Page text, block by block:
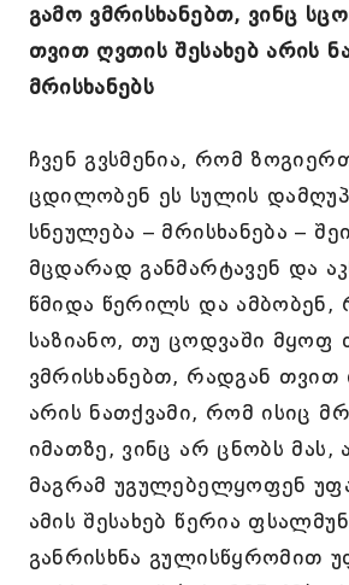
გამო ვმრისხანებთ, ვინც
თვით ღვთის შესახებ არის
მრისხანებს
ჩვენ გვსმენია, რომ
ცდილობენ ეს სულის
სნეულება – მრისხანება –
მცდარად განმარტავენ და
წმიდა წერილს და ამბობენ,
საზიანო, თუ ცოდვაში მყოფ
ვმრისხანებთ, რადგან თვით
არის ნათქვამი, რომ ისიც
იმათზე, ვინც არ ცნობს მას,
მაგრამ უგულებელყოფენ
ამის შესახებ წერია
განრისხნა გულისწყრომით